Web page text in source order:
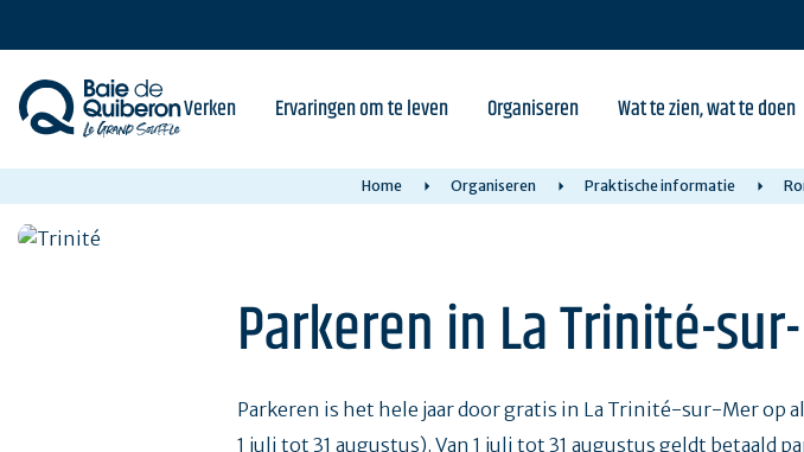
content
Verken Ervaringen om te leven Organiseren Wat te zien, wat te doen
Home Organiseren Praktische informatie
Parkeren in La Trinité-
Parkeren is het hele jaar door gratis in La Trinité-sur-Mer op
1 juli tot 31 augustus). Van 1 juli tot 31 augustus geldt betaald